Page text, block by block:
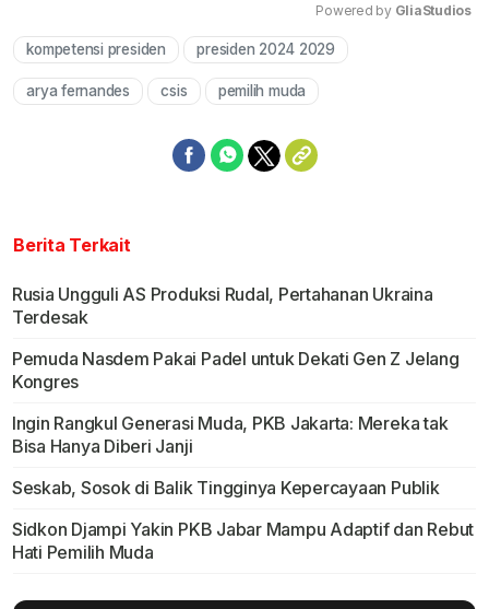
Powered by GliaStudios
kompetensi presiden presiden 2024 2029
arya fernandes csis pemilih muda
Berita Terkait
Rusia Ungguli AS Produksi Rudal, Pertahanan Ukraina
Terdesak
Pemuda Nasdem Pakai Padel untuk Dekati Gen Z Jelang
Kongres
Ingin Rangkul Generasi Muda, PKB Jakarta: Mereka tak
Bisa Hanya Diberi Janji
Seskab, Sosok di Balik Tingginya Kepercayaan Publik
Sidkon Djampi Yakin PKB Jabar Mampu Adaptif dan Rebut
Hati Pemilih Muda